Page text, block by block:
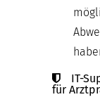
IT-
für